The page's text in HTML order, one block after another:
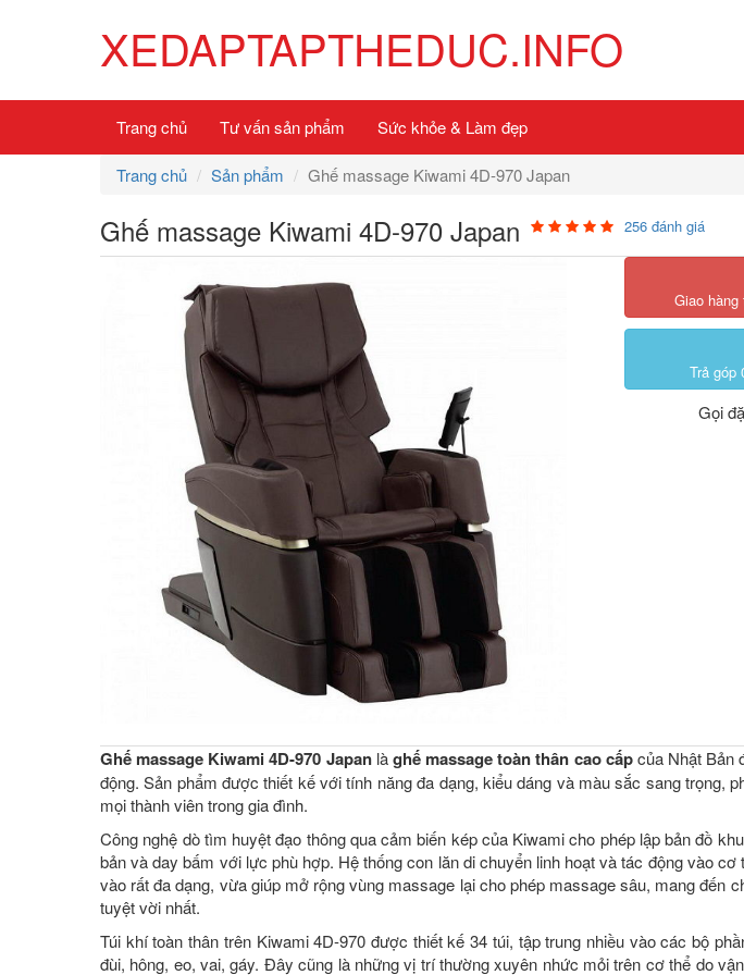
XEDAPTAPTHEDUC.INFO
Trang chủ Tư vấn sản phẩm Sức khỏe & Làm đẹp
Trang chủ Sản phẩm Ghế massage Kiwami 4D-970 Japan
Ghế massage Kiwami 4D-970 Japan 256 đánh giá
Giao
Trả góp
Gọi
Ghế massage Kiwami 4D-970 Japanlàghế massage toàn thân cao cấpcủa Nhật Bản
động. Sản phẩm được thiết kế với tính năng đa dạng, kiểu dáng và màu sắc sang trọng,
mọi thành viên trong gia đình.
Công nghệ dò tìm huyệt đạo thông qua cảm biến kép của Kiwami cho phép lập bản đồ
bản và day bấm với lực phù hợp. Hệ thống con lăn di chuyển linh hoạt và tác động vào
vào rất đa dạng, vừa giúp mở rộng vùng massage lại cho phép massage sâu, mang đến
tuyệt vời nhất.
Túi khí toàn thân trên Kiwami 4D-970 được thiết kế 34 túi, tập trung nhiều vào các bộ
đùi, hông, eo, vai, gáy. Đây cũng là những vị trí thường xuyên nhức mỏi trên cơ thể do